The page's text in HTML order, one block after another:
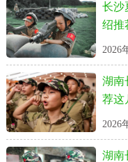
长沙
绍推
2026
湖南
荐这
2026
湖南